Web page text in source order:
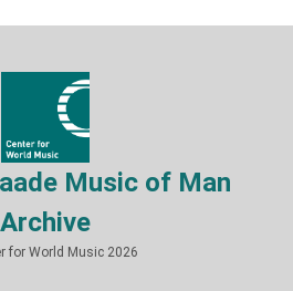
Music of Man
Archive
for World Music 2026